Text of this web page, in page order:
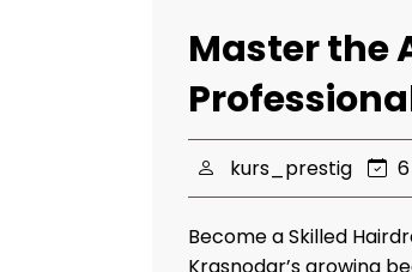
Master the
kurs_prestig
Become a Skilled
Krasnodar’s growing